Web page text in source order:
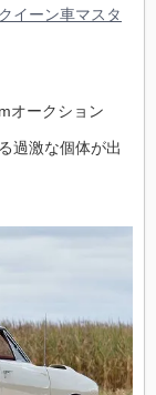
イーン車マスタ
オークション
過激な個体が出